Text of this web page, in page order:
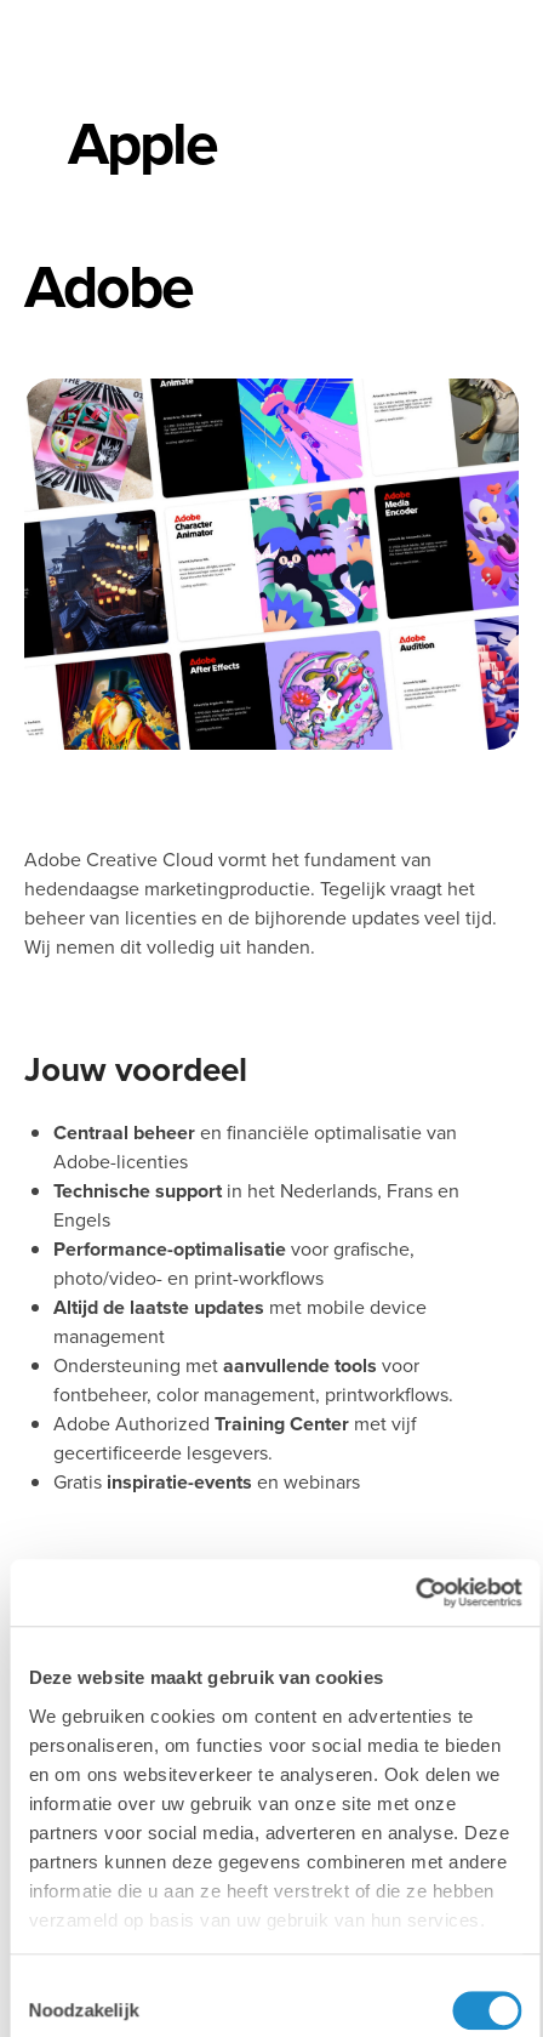
Deze website maakt gebruik van cookies
We gebruiken cookies om content en advertenties te
personaliseren, om functies voor social media te bieden
en om ons websiteverkeer te analyseren. Ook delen we
informatie over uw gebruik van onze site met onze
partners voor social media, adverteren en analyse. Deze
partners kunnen deze gegevens combineren met andere
informatie die u aan ze heeft verstrekt of die ze hebben
verzameld op basis van uw gebruik van hun services.
Noodzakelijk
Apple
Adobe
Adobe Creative Cloud vormt het fundament van
hedendaagse marketingproductie. Tegelijk vraagt het
beheer van licenties en de bijhorende updates veel tijd.
Wij nemen dit volledig uit handen.
Jouw voordeel
Centraal beheeren financiële optimalisatie van
Adobe-licenties
Technische supportin het Nederlands, Frans en
Engels
Performance-optimalisatievoor grafische,
photo/video- en print-workflows
Altijd de laatste updates met mobile device
management
Ondersteuning metaanvullende tools voor
fontbeheer, color management, printworkflows.
Adobe Authorized Training Center met vijf
gecertificeerde lesgevers.
Gratis inspiratie-events en webinars
Versnel,
vereenvoudig,
verbeter
Neem samen met Lab9 Pro je marketingprocessen onder